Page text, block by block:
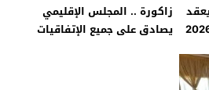
زاكورة .. المجلس الإقليمي
يصادق على جميع الإتفاقيات